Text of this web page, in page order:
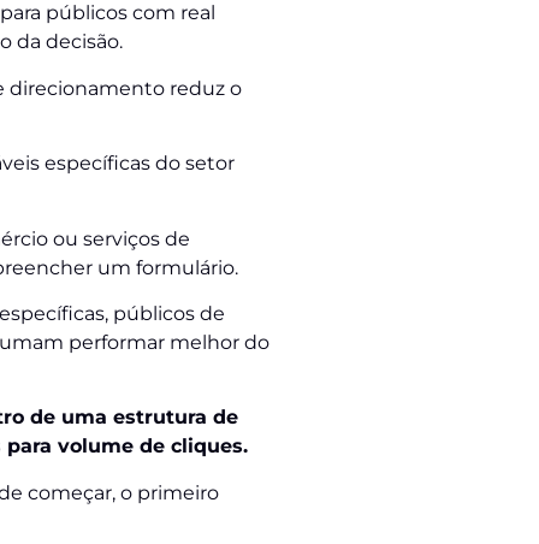
públicos com real
da decisão.
direcionamento reduz o
específicas do setor
ou serviços de
um formulário.
públicos de
performar melhor do
de uma estrutura de
para volume de cliques.
começar, o primeiro